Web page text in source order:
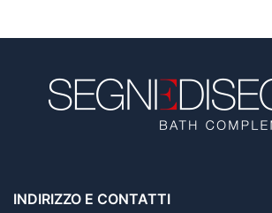
INDIRIZZO E CONTATTI